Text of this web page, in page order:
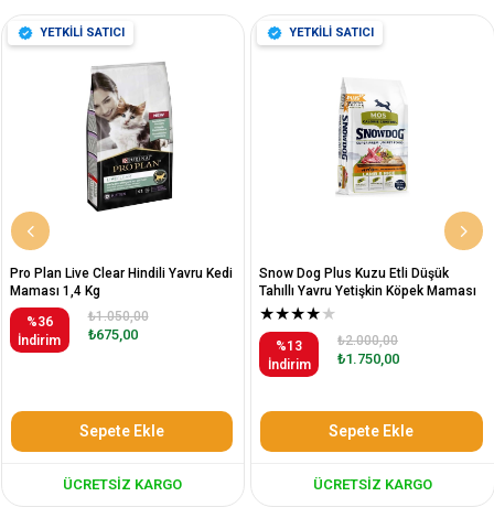
Pro Plan Live Clear Hindili Yavru Kedi
Maması 1,4 Kg
%36
İndirim
₺675,00
₺1.050,00
Sepete Ekle
ÜCRETSIZ KARGO
YETKİLİ SATICI
Snow Dog Plus Kuzu Etli Düşük
Tahıllı Yavru Yetişkin Köpek Maması
12 Kg
★★★★★
%13
İndirim
₺1.750,00
₺2.000,00
Sepete Ekle
ÜCRETSIZ KARGO
YETKİLİ SATICI